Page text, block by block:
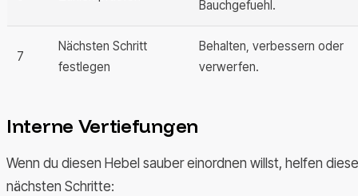
Bauchgefuehl.
7
Nächsten Schritt
festlegen
Behalten, verbessern oder
verwerfen.
Interne Vertiefungen
Wenn du diesen Hebel sauber einordnen willst, helfen diese
nächsten Schritte: